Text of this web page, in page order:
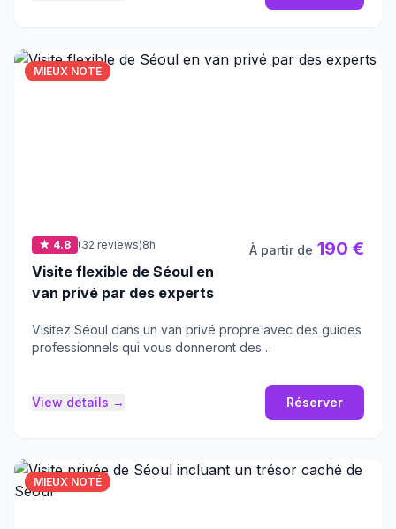
MIEUX NOTÉ
★ 4.8 (32 reviews)8h
Visite flexible de Séoul en
van privé par des experts
À partir de 190 €
Visitez Séoul dans un van privé propre avec des guides
professionnels qui vous donneront des
View details → Réserver
MIEUX NOTÉ